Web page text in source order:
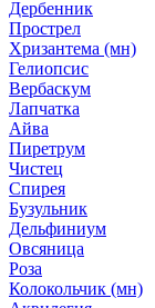
Дербенник
Прострел
Хризантема (мн)
Гелиопсис
Вербаскум
Лапчатка
Айва
Пиретрум
Чистец
Спирея
Бузульник
Дельфиниум
Овсяница
Роза
Колокольчик (мн)